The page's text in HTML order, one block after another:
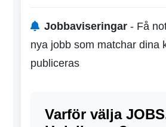
Jobbaviseringar - Få
nya jobb som matchar dina
publiceras
Varför välja